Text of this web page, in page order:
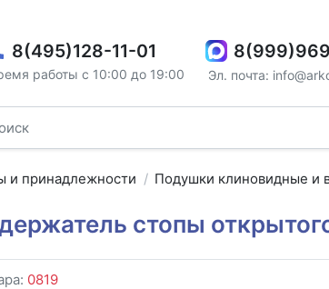
8(495)128-11-01
работы с 10:00 до 19:00 Эл. почта:
и принадлежности Подушки клиновидные и
стопы
0819